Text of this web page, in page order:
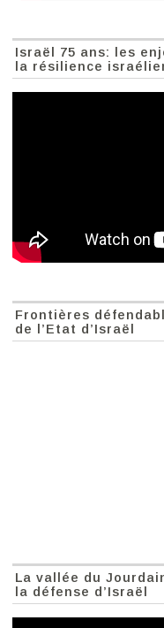
Israël 75 ans: les
la résilience
Frontières
de l’Etat d’Israël
La vallée du
la défense d’Israël